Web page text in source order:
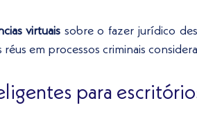
virtuais sobre o fazer jurídico
em processos criminais
para